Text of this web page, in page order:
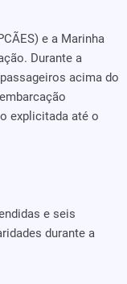
e a Marinha
Durante a
acima do
explicitada até o
e seis
durante a